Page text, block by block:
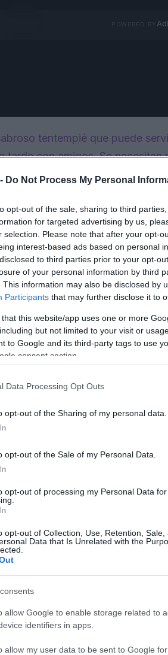
Do Not Process My Personal
opt-out of the sale, sharing to third
for targeted advertising by us,
selection. Please note that after your opt-
interest-based ads based on personal
to third parties prior to your opt-
of your personal information by third
This information may also be disclosed by
Participants that may further disclose it to
that this website/app uses one or more
but not limited to your visit or
to Google and its third-party tags to use
consent section.
Data Processing Opt Outs
opt-out of the Sharing of my personal data.
opt-out of the Sale of my Personal Data.
opt-out of processing my Personal Data for
opt-out of Collection, Use, Retention, Sale,
Data that Is Unrelated with the
allow Google to enable storage related to
identifiers in apps.
allow my user data to be sent to Google
Ad
tentempié que puede
tarde con amigos. Se necesitan
pasta de tomate, queso
ideal para servirlo
los palitos, mezclando en un
extra y la albahaca picada.